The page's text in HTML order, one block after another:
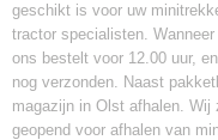
geschikt is voor uw
tractor specialisten.
ons bestelt voor 12.00 uur,
nog verzonden. Naast
magazijn in Olst afhalen.
geopend voor afhalen van